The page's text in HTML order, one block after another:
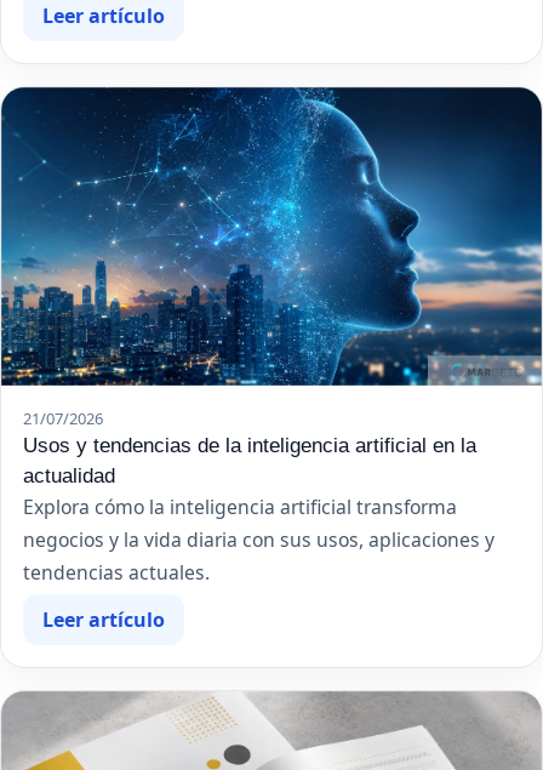
Leer artículo
21/07/2026
Usos y tendencias de la inteligencia artificial en la
actualidad
Explora cómo la inteligencia artificial transforma
negocios y la vida diaria con sus usos, aplicaciones y
tendencias actuales.
Leer artículo